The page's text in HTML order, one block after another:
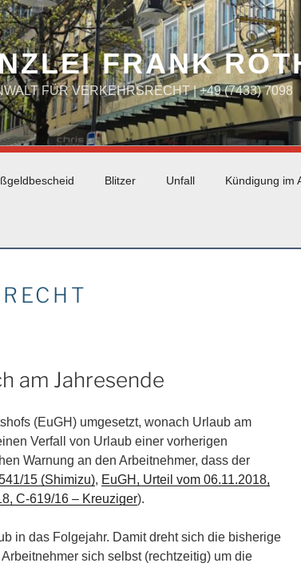
FRANK
FÜR VERKEHRSRECHT | +49 (7433) 7098
Blitzer Unfall Kündigung im
am Jahresende
(EuGH) umgesetzt, wonach Urlaub am
Verfall von Urlaub einer vorherigen
Warnung an den Arbeitnehmer, dass der
15 (Shi­mi­zu), EuGH, Ur­teil vom 06.11.2018,
C-619/16 – Kreu­zi­ger).
in das Folgejahr. Damit dreht sich die bisherige
sich selbst (rechtzeitig) um die